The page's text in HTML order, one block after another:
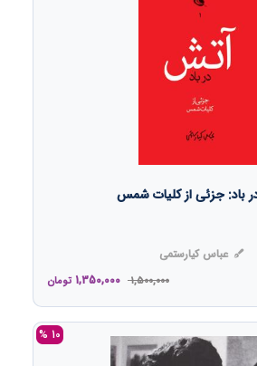
باد: جزئی از کلیات شمس
عباس کیارستمی
1,500,000
1,350,000 تومان
10 %